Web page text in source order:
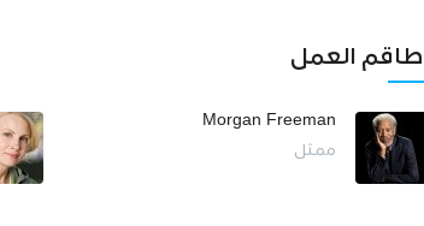
طاقم العمل
Morgan Freeman
ممثل